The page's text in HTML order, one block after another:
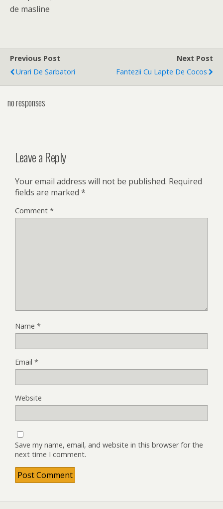
de masline
Previous Post
Urari De Sarbatori
Next Post
Fantezii Cu Lapte De Cocos
no responses
Leave a Reply
Your email address will not be published. Required
fields are marked *
Comment *
Name *
Email *
Website
Save my name, email, and website in this browser for the
next time I comment.